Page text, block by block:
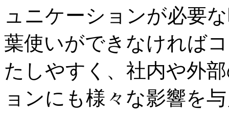
ュニケーションが必要
葉使いができなければ
たしやすく、社内や外
ョンにも様々な影響を